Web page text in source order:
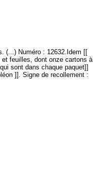
(...) Numéro : 12632.Idem [[
feuilles, dont onze cartons à
sont dans chaque paquet]]
]]. Signe de recollement :